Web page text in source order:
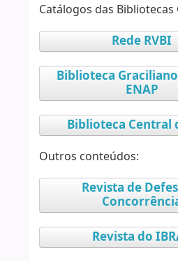
Catálogos das
Rede RVBI
Biblioteca
ENAP
Biblioteca Central
Outros conteúdos:
Revista de
Revista do